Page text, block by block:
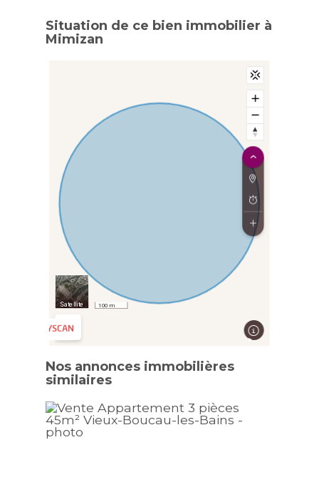
Situation de ce bien immobilier à
Mimizan
Nos annonces immobilières
similaires